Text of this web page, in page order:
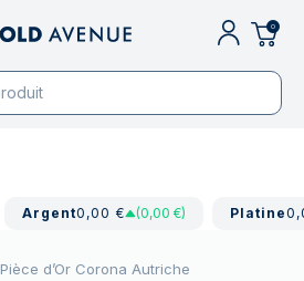
0
Argent0,00 € (0,00 €) Platine
Pièce d’Or Corona Autriche